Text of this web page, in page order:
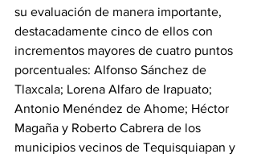
su evaluación de manera importante,
destacadamente cinco de ellos con
incrementos mayores de cuatro puntos
porcentuales: Alfonso Sánchez de
Tlaxcala; Lorena Alfaro de Irapuato;
Antonio Menéndez de Ahome; Héctor
Magaña y Roberto Cabrera de los
municipios vecinos de Tequisquiapan y